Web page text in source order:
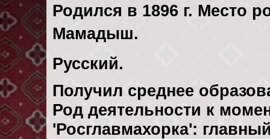
Родился в 1896 г. Место
Мамадыш.
Русский.
Получил среднее
Род деятельности к
'Росглавмахорка':